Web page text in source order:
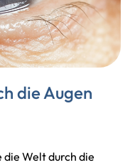
die Augen
die Welt durch die